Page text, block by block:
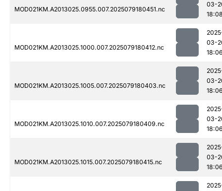
MOD021KM.A2013025.0955.007.2025079180451.nc
03-
MOD021KM.A2013025.1000.007.2025079180412.nc
03-
MOD021KM.A2013025.1005.007.2025079180403.nc
03-
MOD021KM.A2013025.1010.007.2025079180409.nc
03-
MOD021KM.A2013025.1015.007.2025079180415.nc
03-